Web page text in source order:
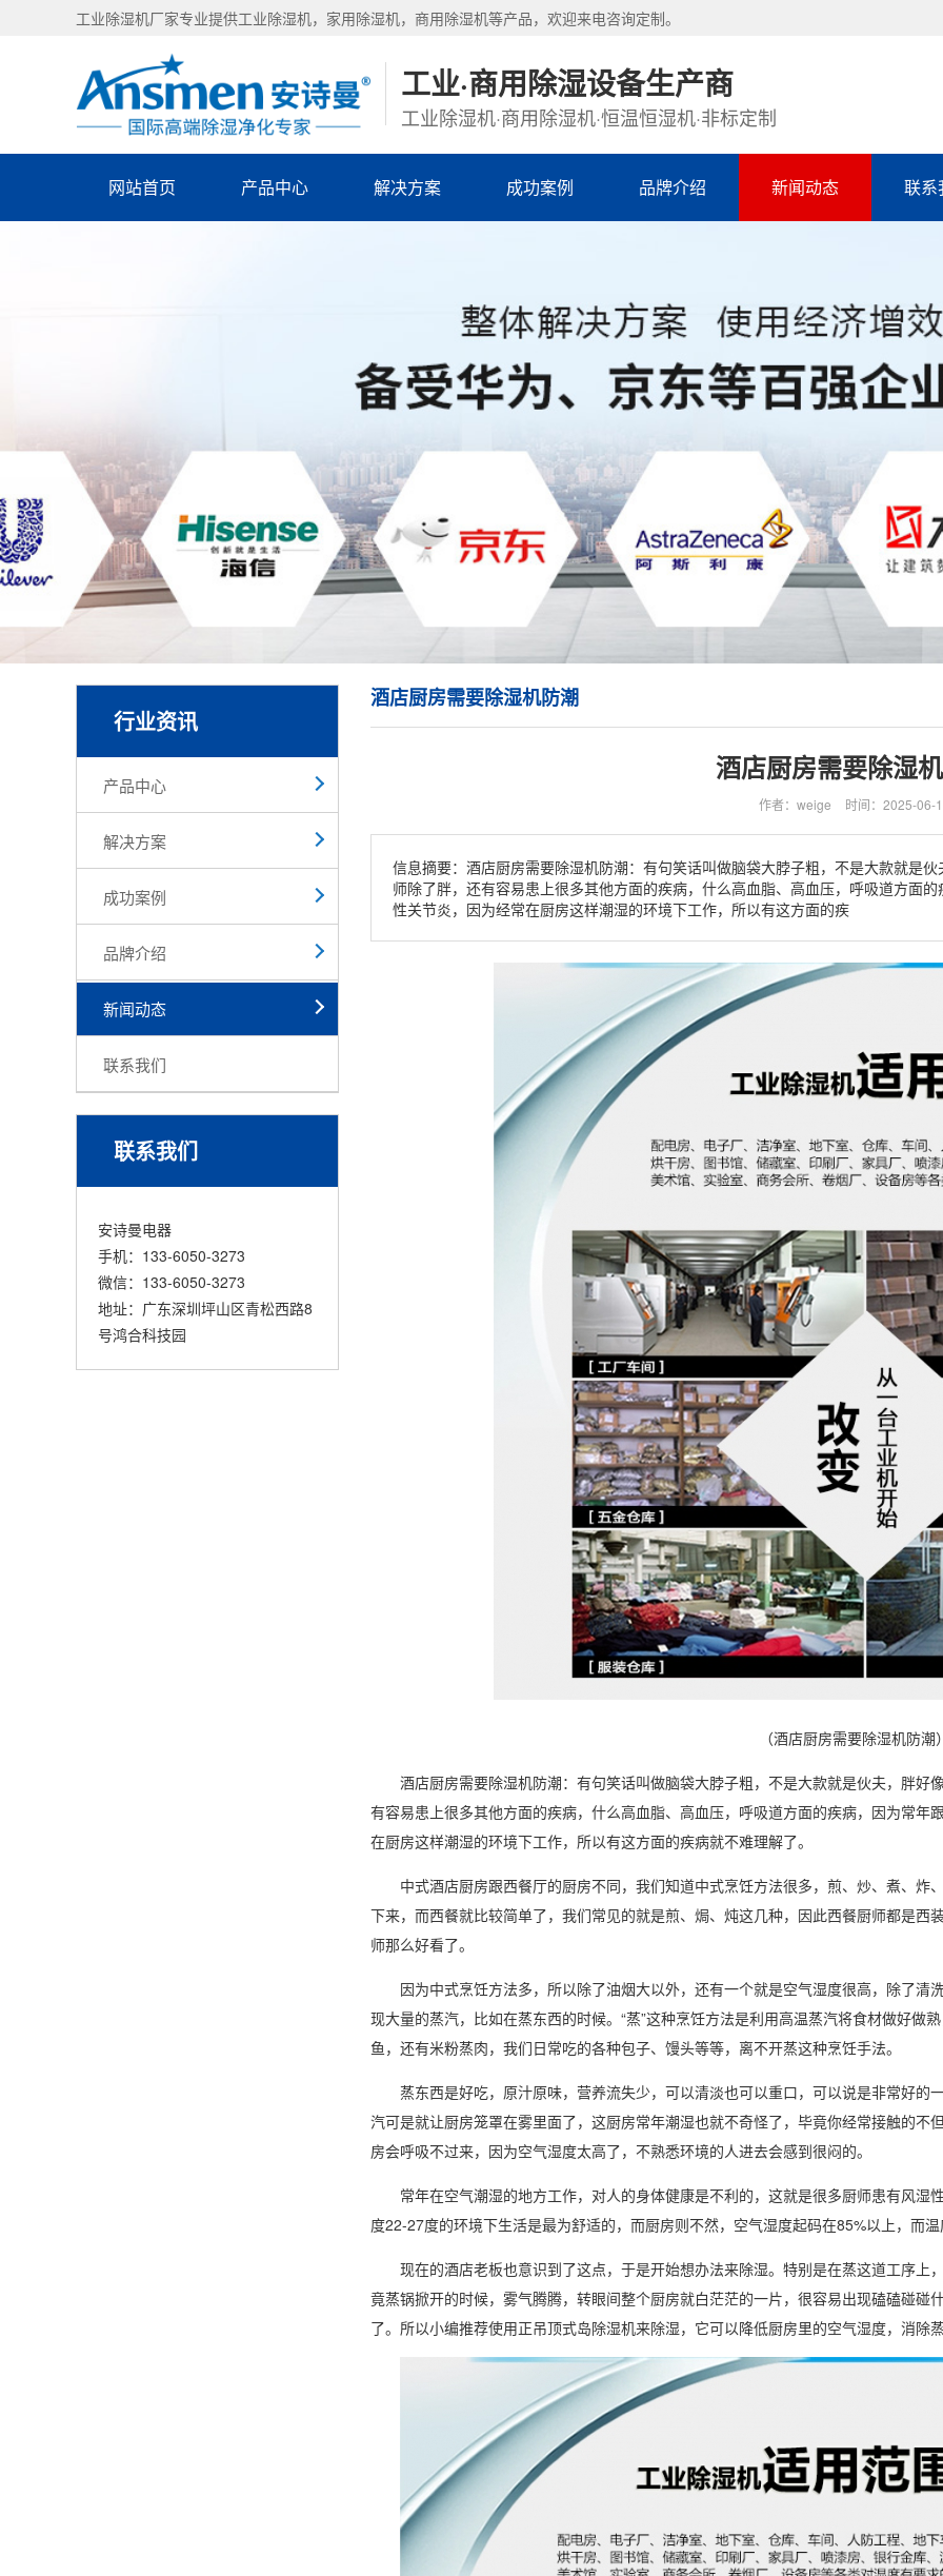
工业除湿机厂家专业提供工业除湿机，家用除湿机，商用除湿机等产品，欢迎来电咨询定制。
工业·商用除湿设备生产商
工业除湿机·商用除湿机·恒温恒湿机·非标定制
网站首页 产品中心 解决方案 成功案例 品牌介绍 新闻动态 联系
行业资讯
产品中心
解决方案
成功案例
品牌介绍
新闻动态
联系我们
联系我们
安诗曼电器
手机：133-6050-3273
微信：133-6050-3273
地址：广东深圳坪山区青松西路8
号鸿合科技园
酒店厨房需要除湿机防潮
酒店厨房需要除湿
作者：weige 时间：2025-06-
信息摘要：酒店厨房需要除湿机防潮：有句笑话叫做脑袋大脖子粗，不是大款就是
师除了胖，还有容易患上很多其他方面的疾病，什么高血脂、高血压，呼吸道方面
性关节炎，因为经常在厨房这样潮湿的环境下工作，所以有这方面的疾
（酒店厨房需要除湿机防潮
酒店厨房需要除湿机防潮：有句笑话叫做脑袋大脖子粗，不是大款就是伙夫，胖
有容易患上很多其他方面的疾病，什么高血脂、高血压，呼吸道方面的疾病，因为常
在厨房这样潮湿的环境下工作，所以有这方面的疾病就不难理解了。
中式酒店厨房跟西餐厅的厨房不同，我们知道中式烹饪方法很多，煎、炒、煮、炸
下来，而西餐就比较简单了，我们常见的就是煎、焗、炖这几种，因此西餐厨师都是
师那么好看了。
因为中式烹饪方法多，所以除了油烟大以外，还有一个就是空气湿度很高，除了清
现大量的蒸汽，比如在蒸东西的时候。“蒸”这种烹饪方法是利用高温蒸汽将食材做好做
鱼，还有米粉蒸肉，我们日常吃的各种包子、馒头等等，离不开蒸这种烹饪手法。
蒸东西是好吃，原汁原味，营养流失少，可以清淡也可以重口，可以说是非常好的
汽可是就让厨房笼罩在雾里面了，这厨房常年潮湿也就不奇怪了，毕竟你经常接触的
房会呼吸不过来，因为空气湿度太高了，不熟悉环境的人进去会感到很闷的。
常年在空气潮湿的地方工作，对人的身体健康是不利的，这就是很多厨师患有风
度22-27度的环境下生活是最为舒适的，而厨房则不然，空气湿度起码在85%以上，而
现在的酒店老板也意识到了这点，于是开始想办法来除湿。特别是在蒸这道工序上
竟蒸锅掀开的时候，雾气腾腾，转眼间整个厨房就白茫茫的一片，很容易出现磕磕碰
了。所以小编推荐使用正吊顶式岛除湿机来除湿，它可以降低厨房里的空气湿度，消除